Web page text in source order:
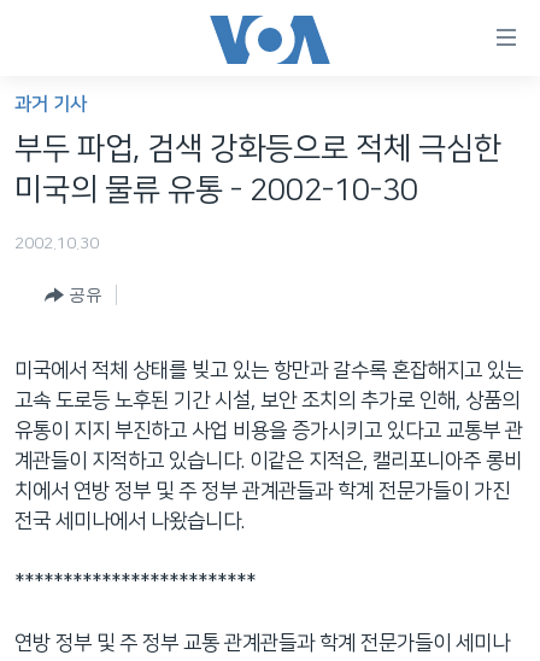
가
능
링
츠
로
이
동
메
세계
프로그램
언어 선택
과거 기사
부두 파업, 검색 강화등으로 적체 극심한
미국의 물류 유통 - 2002-10-30
2002.10.30
공유
미국에서 적체 상태를 빚고 있는 항만과 갈수록 혼잡해지고 있는
고속 도로등 노후된 기간 시설, 보안 조치의 추가로 인해, 상품의
유통이 지지 부진하고 사업 비용을 증가시키고 있다고 교통부 관
계관들이 지적하고 있습니다. 이같은 지적은, 캘리포니아주 롱비
치에서 연방 정부 및 주 정부 관계관들과 학계 전문가들이 가진
전국 세미나에서 나왔습니다.
*************************
연방 정부 및 주 정부 교통 관계관들과 학계 전문가들이 세미나